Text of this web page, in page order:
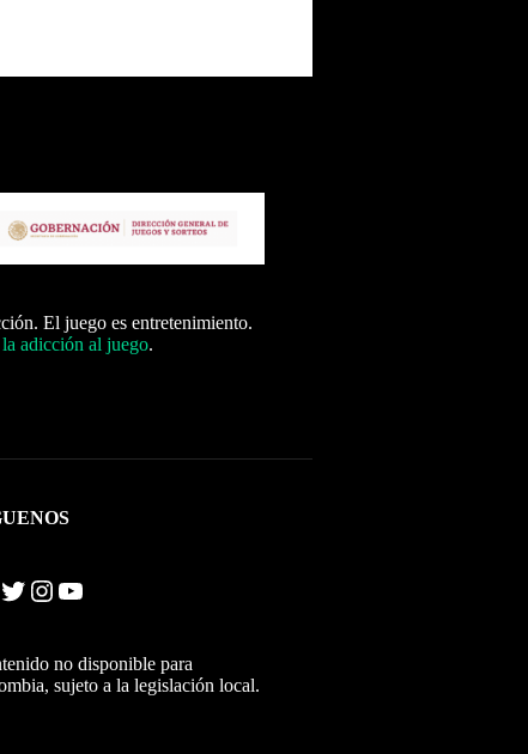
El juego es entretenimiento.
adicción al juego.
Twitter Instagram YouTube
no disponible para
sujeto a la legislación local.